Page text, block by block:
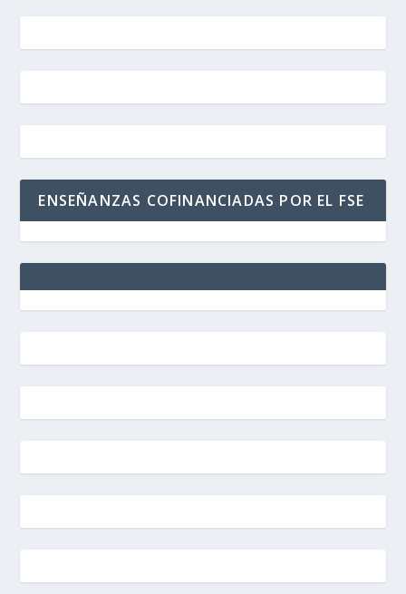
ENSEÑANZAS COFINANCIADAS POR EL FSE